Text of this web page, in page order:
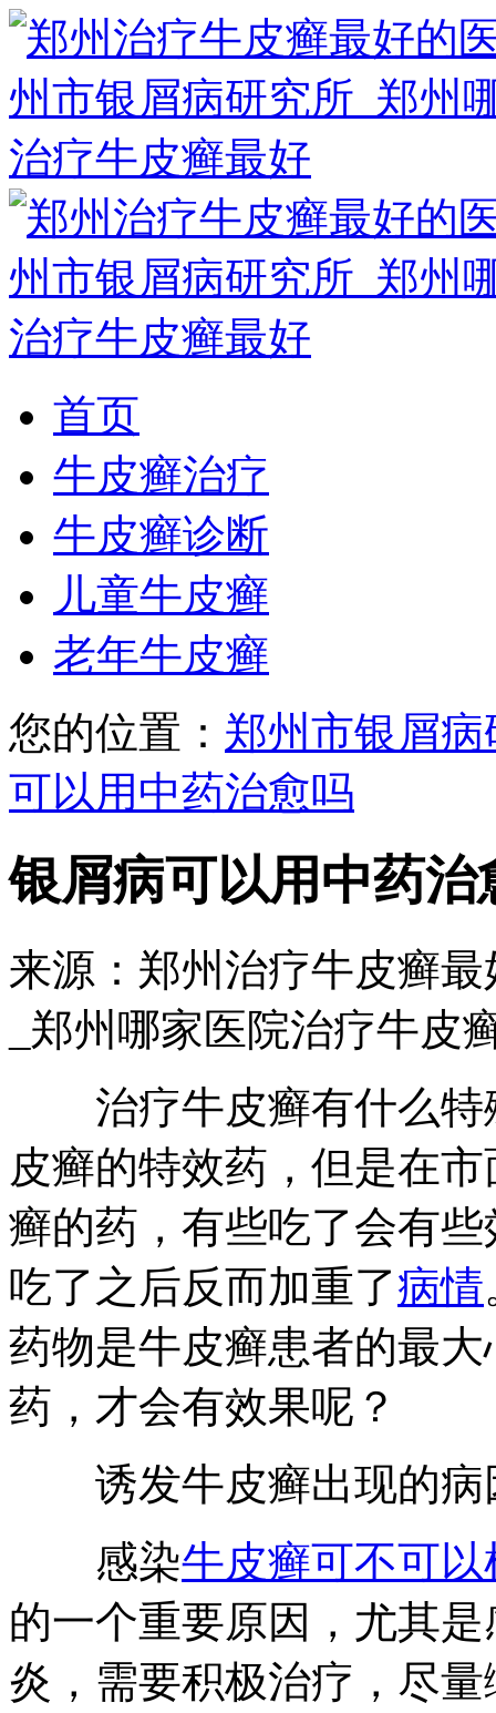
首页
牛皮癣治疗
牛皮癣诊断
儿童牛皮癣
老年牛皮癣
您的位置： 郑州市银屑病
可以用中药治愈吗
银屑病可以用中药治
来源：郑州治疗牛皮癣
_郑州哪家医院治疗牛皮
治疗牛皮癣有什么特
皮癣的特效药，但是在
癣的药，有些吃了会有
吃了之后反而加重了病情
药物是牛皮癣患者的最
药，才会有效果呢？
诱发牛皮癣出现的病
感染牛皮癣可不可以
的一个重要原因，尤其
炎，需要积极治疗，尽